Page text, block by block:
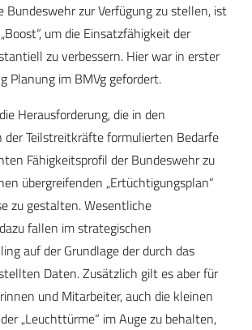
Bundeswehr zur Verfügung zu stellen, ist
um die Einsatzfähigkeit der
zu verbessern. Hier war in erster
Planung im BMVg gefordert.
Herausforderung, die in den
Teilstreitkräfte formulierten Bedarfe
Fähigkeitsprofil der Bundeswehr zu
übergreifenden „Ertüchtigungsplan“
zu gestalten. Wesentliche
fallen im strategischen
auf der Grundlage der durch das
Daten. Zusätzlich gilt es aber für
und Mitarbeiter, auch die kleinen
„Leuchttürme“ im Auge zu behalten,